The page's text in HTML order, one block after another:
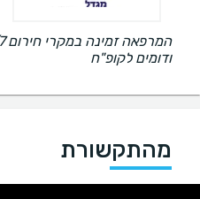
ודומים לקופ"ח
מהתקשורת